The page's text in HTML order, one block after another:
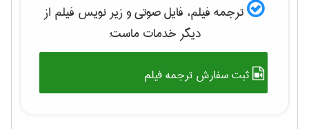
ترجمه فیلم، فایل صوتی و زیر نویس فیلم از
دیگر خدمات ماست:
ثبت سفارش ترجمه فیلم